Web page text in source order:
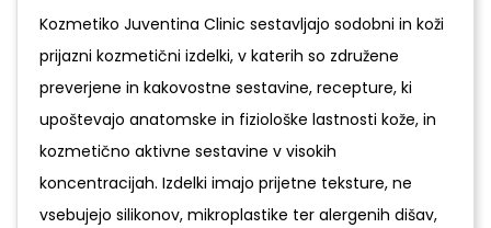
Kozmetiko Juventina Clinic sestavljajo sodobni in koži
prijazni kozmetični izdelki, v katerih so združene
preverjene in kakovostne sestavine, recepture, ki
upoštevajo anatomske in fiziološke lastnosti kože, in
kozmetično aktivne sestavine v visokih
koncentracijah. Izdelki imajo prijetne teksture, ne
vsebujejo silikonov, mikroplastike ter alergenih dišav,